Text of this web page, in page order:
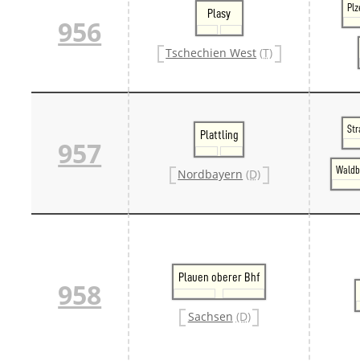
956
Plasy
Tschechien West (T)
957
Plattling
Nordbayern (D)
958
Plauen oberer Bhf
Sachsen (D)